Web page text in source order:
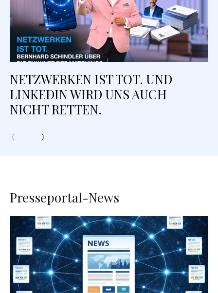
NETZWERKEN IST TOT. UND
LINKEDIN WIRD UNS AUCH
NICHT RETTEN.
Presseportal-News